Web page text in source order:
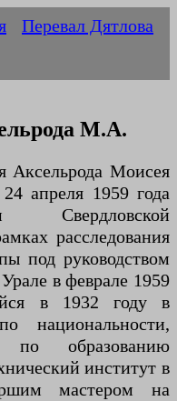
Перевал Дятлова
М.А.
Аксельрода Моисея
апреля 1959 года
Свердловской
расследования
под руководством
в феврале 1959
в 1932 году в
национальности,
по образованию
институт в
мастером на